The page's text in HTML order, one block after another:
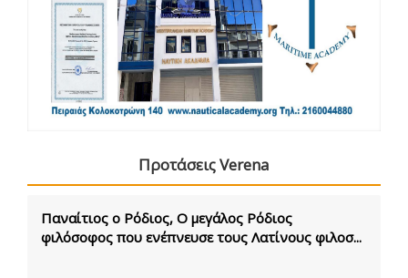
Προτάσεις Verena
Παναίτιος ο Ρόδιος, Ο μεγάλος Ρόδιος
φιλόσοφος που ενέπνευσε τους Λατίνους φιλοσ...